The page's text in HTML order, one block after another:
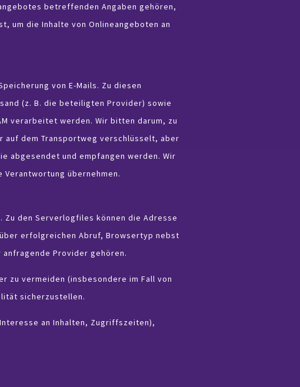
betreffenden Angaben gehören,
um die Inhalte von Onlineangeboten an
von E-Mails. Zu diesen
(z. B. die beteiligten Provider) sowie
verarbeitet werden. Wir bitten darum, zu
auf dem Transportweg verschlüsselt, aber
abgesendet und empfangen werden. Wir
Verantwortung übernehmen.
den Serverlogfiles können die Adresse
erfolgreichen Abruf, Browsertyp nebst
Provider gehören.
zu vermeiden (insbesondere im Fall von
sicherzustellen.
an Inhalten, Zugriffszeiten),